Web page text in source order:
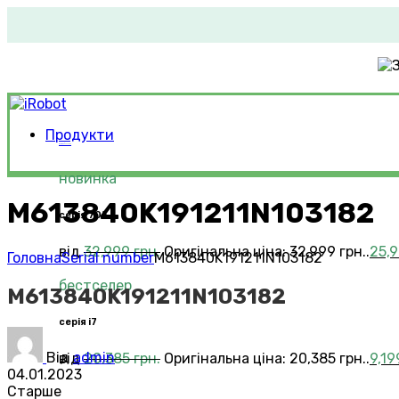
Продукти
новинка
серія 705
від32,999грн. Оригінальна ціна: 32,999 грн..
бестселер
серія i7
від20,385грн. Оригінальна ціна: 20,385 грн..
M613840K191211N103182
ГоловнаSerial numberM613840K191211N103182
M613840K191211N103182
Відadmin
04.01.2023
Старше